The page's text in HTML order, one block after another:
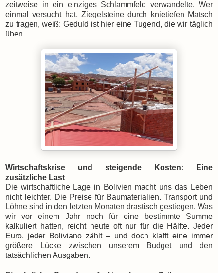
zeitweise in ein einziges Schlammfeld verwandelte. Wer
einmal versucht hat, Ziegelsteine durch knietiefen Matsch
zu tragen, weiß: Geduld ist hier eine Tugend, die wir täglich
üben.
Wirtschaftskrise und steigende Kosten: Eine
zusätzliche Last
Die wirtschaftliche Lage in Bolivien macht uns das Leben
nicht leichter. Die Preise für Baumaterialien, Transport und
Löhne sind in den letzten Monaten drastisch gestiegen. Was
wir vor einem Jahr noch für eine bestimmte Summe
kalkuliert hatten, reicht heute oft nur für die Hälfte. Jeder
Euro, jeder Boliviano zählt – und doch klafft eine immer
größere Lücke zwischen unserem Budget und den
tatsächlichen Ausgaben.